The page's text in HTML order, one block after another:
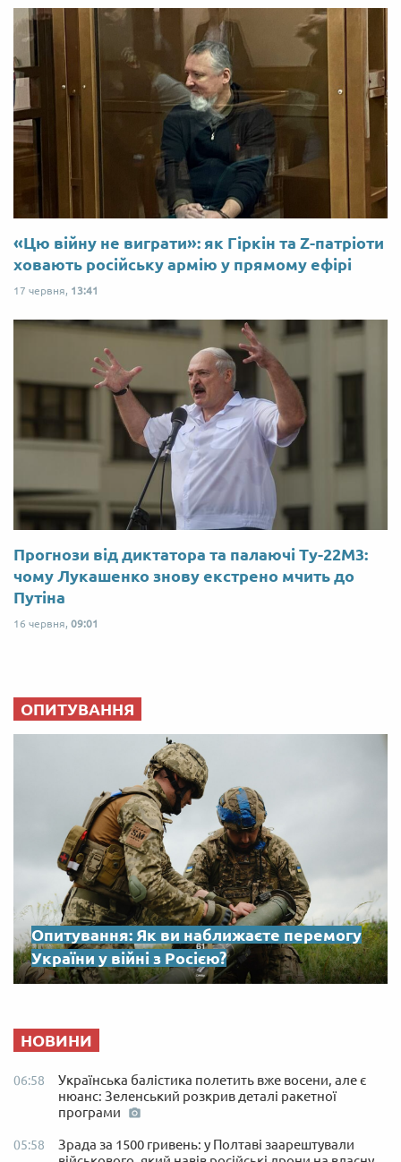
«Цю війну не виграти»: як Гіркін та Z-патріоти
ховають російську армію у прямому ефірі
17 червня, 13:41
Прогнози від диктатора та палаючі Ту-22М3:
чому Лукашенко знову екстрено мчить до
Путіна
16 червня, 09:01
ОПИТУВАННЯ
Опитування: Як ви наближаєте перемогу
України у війні з Росією?
НОВИНИ
06:58
Українська балістика полетить вже восени, але є
нюанс: Зеленський розкрив деталі ракетної
програми
05:58
Зрада за 1500 гривень: у Полтаві заарештували